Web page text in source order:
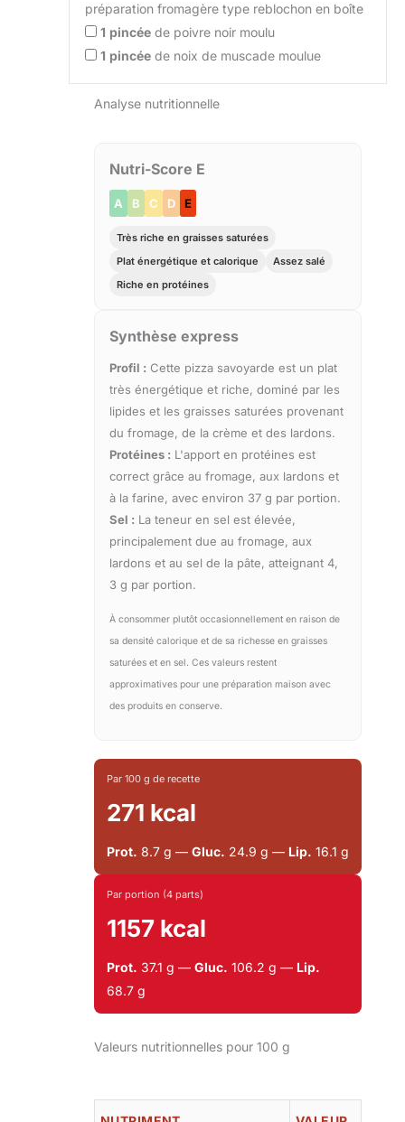
préparation fromagère type reblochon en boîte
1 pincée de poivre noir moulu
1 pincée de noix de muscade moulue
Analyse nutritionnelle
Nutri-Score E
A B C D E
Très riche en graisses saturées
Plat énergétique et calorique
Assez salé
Riche en protéines
Synthèse express
Profil : Cette pizza savoyarde est un plat
très énergétique et riche, dominé par les
lipides et les graisses saturées provenant
du fromage, de la crème et des lardons.
Protéines : L'apport en protéines est
correct grâce au fromage, aux lardons et
à la farine, avec environ 37 g par portion.
Sel : La teneur en sel est élevée,
principalement due au fromage, aux
lardons et au sel de la pâte, atteignant 4,
3 g par portion.
À consommer plutôt occasionnellement en raison de
sa densité calorique et de sa richesse en graisses
saturées et en sel. Ces valeurs restent
approximatives pour une préparation maison avec
des produits en conserve.
Par 100 g de recette
271 kcal
Prot. 8.7 g — Gluc. 24.9 g — Lip. 16.1 g
Par portion (4 parts)
1157 kcal
Prot. 37.1 g — Gluc. 106.2 g — Lip.
68.7 g
Valeurs nutritionnelles pour 100 g